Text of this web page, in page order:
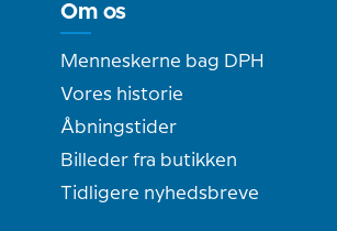
Om os
Menneskerne bag DPH
Vores historie
Åbningstider
Billeder fra butikken
Tidligere nyhedsbreve